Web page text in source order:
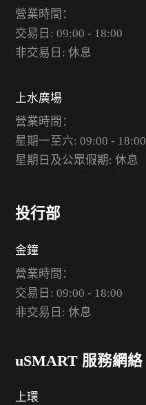
營業時間：
交易日: 09:00 - 18:00
非交易日: 休息
上水廣場
營業時間：
星期一至六: 09:00 - 18:00
星期日及公眾假期: 休息
投行部
金鐘
營業時間：
交易日: 09:00 - 18:00
非交易日: 休息
uSMART 服務網絡
上環